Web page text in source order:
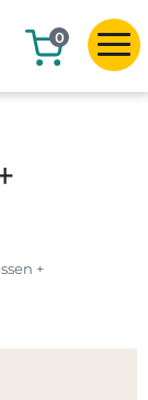
0
+